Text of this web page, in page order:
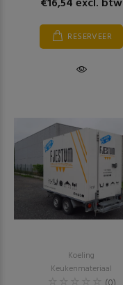
RESERVEER
Koeling
Keukenmateriaal